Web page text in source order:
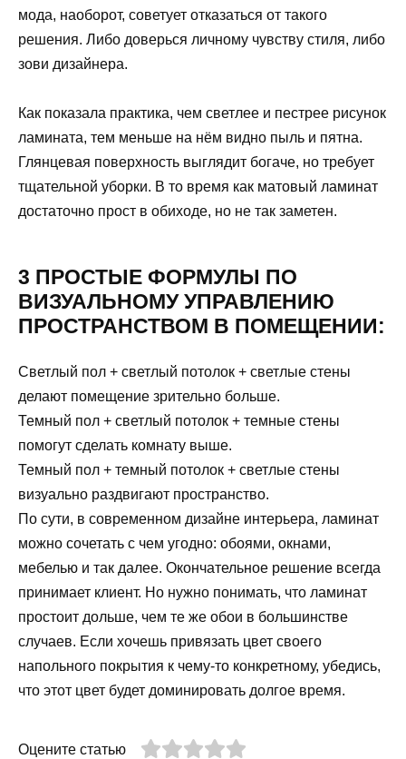
мода, наоборот, советует отказаться от такого
решения. Либо доверься личному чувству стиля, либо
зови дизайнера.
Как показала практика, чем светлее и пестрее рисунок
ламината, тем меньше на нём видно пыль и пятна.
Глянцевая поверхность выглядит богаче, но требует
тщательной уборки. В то время как матовый ламинат
достаточно прост в обиходе, но не так заметен.
3 ПРОСТЫЕ ФОРМУЛЫ ПО
ВИЗУАЛЬНОМУ УПРАВЛЕНИЮ
ПРОСТРАНСТВОМ В ПОМЕЩЕНИИ:
Светлый пол + светлый потолок + светлые стены
делают помещение зрительно больше.
Темный пол + светлый потолок + темные стены
помогут сделать комнату выше.
Темный пол + темный потолок + светлые стены
визуально раздвигают пространство.
По сути, в современном дизайне интерьера, ламинат
можно сочетать с чем угодно: обоями, окнами,
мебелью и так далее. Окончательное решение всегда
принимает клиент. Но нужно понимать, что ламинат
простоит дольше, чем те же обои в большинстве
случаев. Если хочешь привязать цвет своего
напольного покрытия к чему-то конкретному, убедись,
что этот цвет будет доминировать долгое время.
Оцените статью